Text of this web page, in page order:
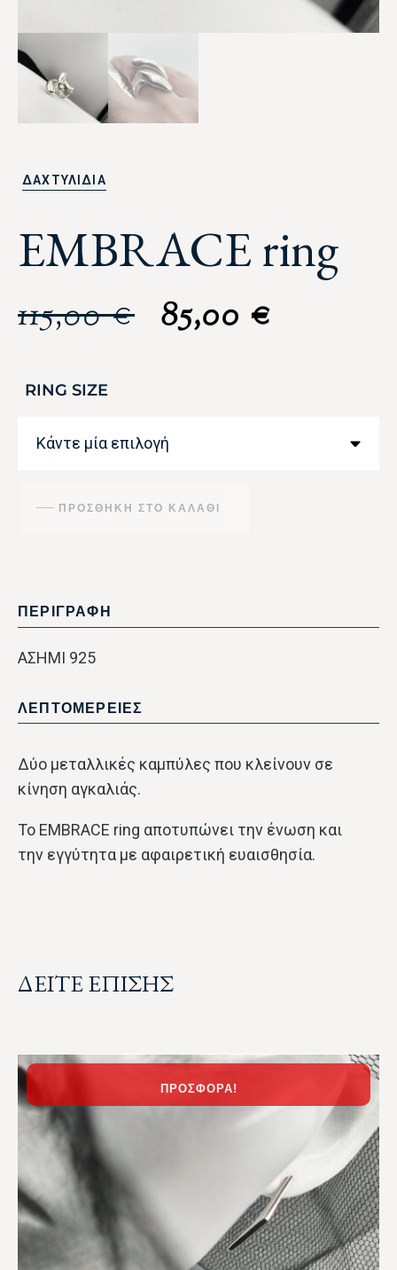
ΔΑΧΤΥΛΙΔΙΑ
EMBRACE ring
115,00€ 85,00 €
RING SIZE
ΠΡΟΣΘΉΚΗ ΣΤΟ ΚΑΛΆΘΙ
ΠΕΡΙΓΡΑΦΗ
ΑΣΗΜΙ 925
ΛΕΠΤΟΜΕΡΕΙΕΣ
Δύο μεταλλικές καμπύλες που κλείνουν σε
κίνηση αγκαλιάς.
Το EMBRACE ring αποτυπώνει την ένωση και
την εγγύτητα με αφαιρετική ευαισθησία.
ΔΕΙΤΕ ΕΠΙΣΗΣ
ΠΡΟΣΦΟΡΆ!